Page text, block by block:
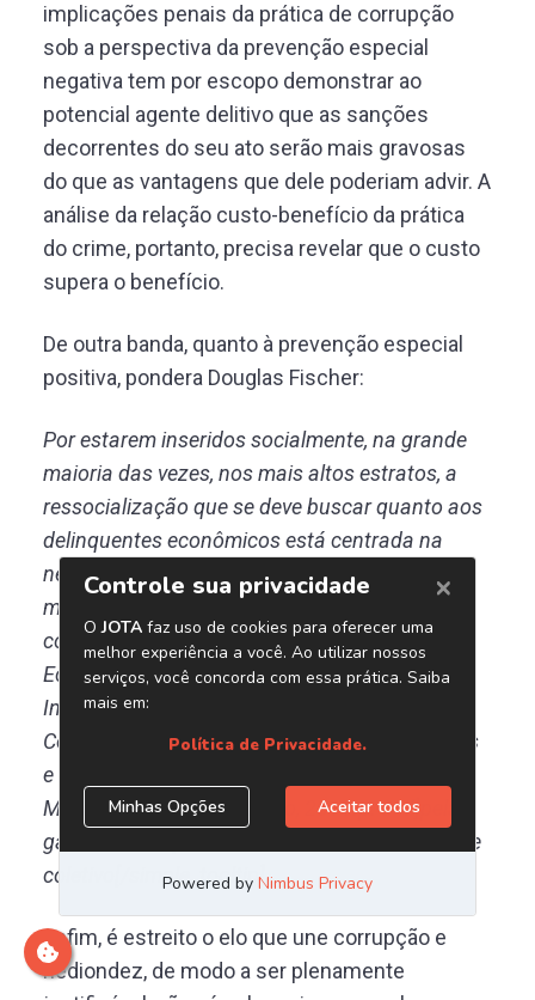
implicações penais da prática de corrupção
sob a perspectiva da prevenção especial
negativa tem por escopo demonstrar ao
potencial agente delitivo que as sanções
decorrentes do seu ato serão mais gravosas
do que as vantagens que dele poderiam advir. A
análise da relação custo-benefício da prática
do crime, portanto, precisa revelar que o custo
supera o benefício.
De outra banda, quanto à prevenção especial
positiva, pondera Douglas Fischer:
Por estarem inseridos socialmente, na grande
maioria das vezes, nos mais altos estratos, a
ressocialização que se deve buscar quanto aos
delinquentes econômicos está centrada na
necessidade de fazer com que repensem seus
modos de agir, marcados [simple_tooltip
content=’In: O Custo Social da Criminalidade
Econômica. In: SOUZA, Artur de Brito Gueiros.
Inovações no Direito Penal Econômico:
Contribuições criminológicas, político criminais
e dogmáticas. Brasília: Escola Superior do
Ministério Público da União, 2011.p. 34.’]pela
ganância e cupidez em detrimento do interesse
coletivo[/simple_tooltip].
Enfim, é estreito o elo que une corrupção e
hediondez, de modo a ser plenamente